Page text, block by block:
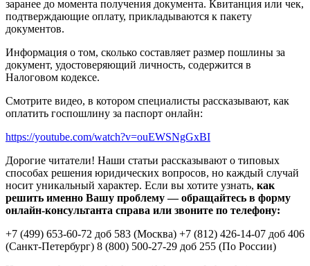
заранее до момента получения документа. Квитанция или чек,
подтверждающие оплату, прикладываются к пакету
документов.
Информация о том, сколько составляет размер пошлины за
документ, удостоверяющий личность, содержится в
Налоговом кодексе.
Смотрите видео, в котором специалисты рассказывают, как
оплатить госпошлину за паспорт онлайн:
https://youtube.com/watch?v=ouEWSNgGxBI
Дорогие читатели! Наши статьи рассказывают о типовых
способах решения юридических вопросов, но каждый случай
носит уникальный характер. Если вы хотите узнать, как
решить именно Вашу проблему — обращайтесь в форму
онлайн-консультанта справа или звоните по телефону:
+7 (499) 653-60-72 доб 583 (Москва) +7 (812) 426-14-07 доб 406
(Санкт-Петербург) 8 (800) 500-27-29 доб 255 (По России)